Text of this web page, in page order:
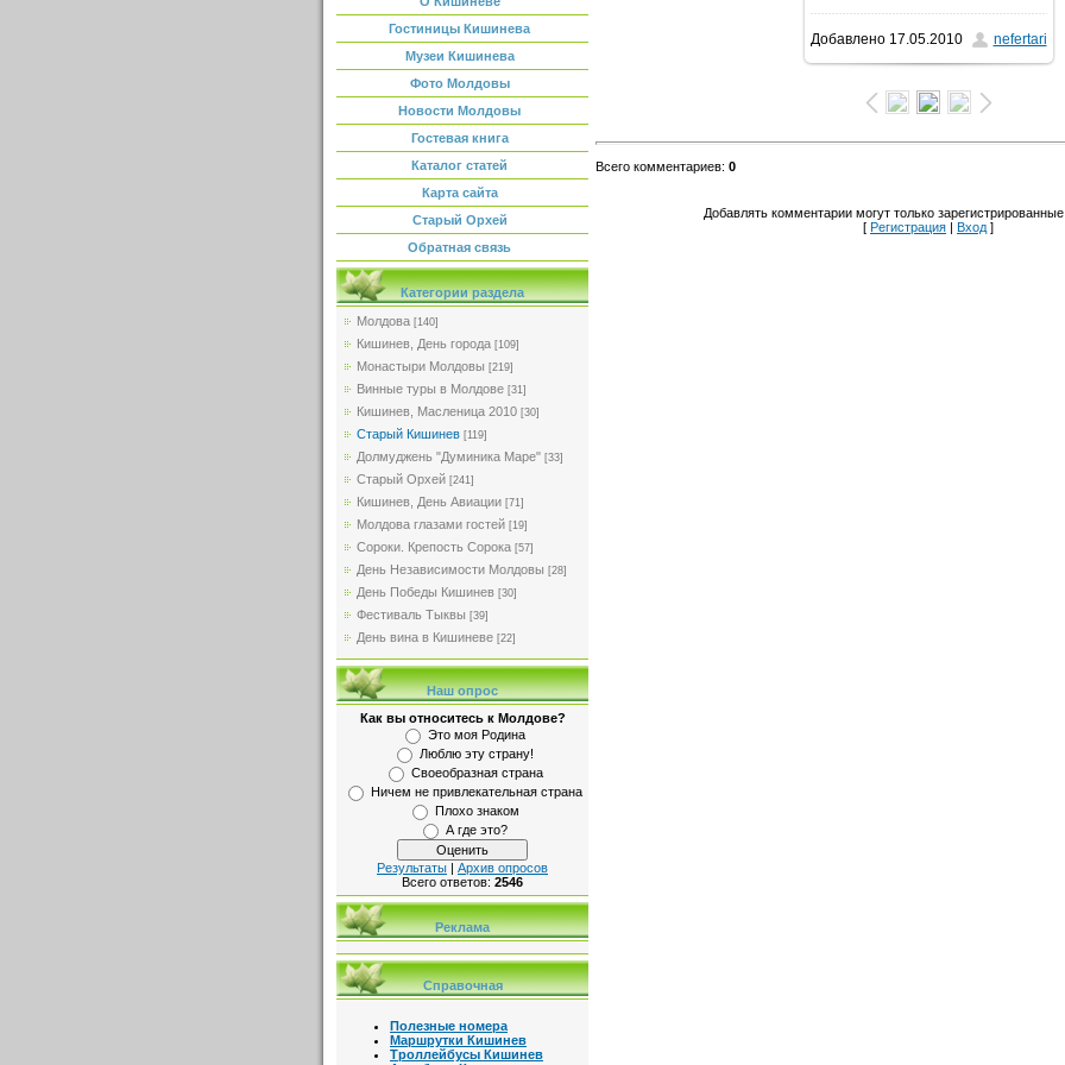
Гостиницы Кишинева
Музеи Кишинева
Фото Молдовы
Новости Молдовы
Гостевая книга
Каталог статей
Карта сайта
Старый Орхей
Обратная связь
Категории раздела
Молдова [140]
Кишинев, День города [109]
Монастыри Молдовы [219]
Винные туры в Молдове [31]
Кишинев, Масленица 2010 [30]
Старый Кишинев [119]
Долмуджень "Думиника Маре" [33]
Старый Орхей [241]
Кишинев, День Авиации [71]
Молдова глазами гостей [19]
Сороки. Крепость Сорока [57]
День Независимости Молдовы [28]
День Победы Кишинев [30]
Фестиваль Тыквы [39]
День вина в Кишиневе [22]
Наш опрос
Как вы относитесь к Молдове?
Это моя Родина
Люблю эту страну!
Своеобразная страна
Ничем не привлекательная страна
Плохо знаком
А где это?
Результаты | Архив опросов
Всего ответов: 2546
Реклама
Справочная
Полезные номера
Маршрутки Кишинев
Троллейбусы Кишинев
760x635/ 97.4Kb
Добавлено17.05.2010 nefertari
Всего комментариев: 0
Добавлять комментарии могут только зарегистрированные
[ Регистрация | Вход ]